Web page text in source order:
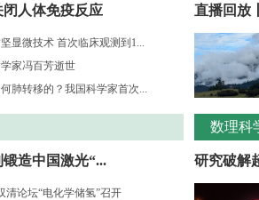
人体免疫反应
显微技术 首次临床观测到1...
家冯百芳逝世
肺转移的？我国科学家首次...
造中国激光“...
清论坛“电化学储氢”召开
直播回放
数理科
研究破解